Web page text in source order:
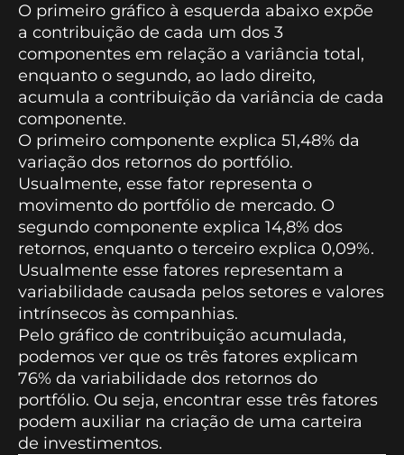
O primeiro gráfico à esquerda abaixo expõe
a contribuição de cada um dos 3
componentes em relação a variância total,
enquanto o segundo, ao lado direito,
acumula a contribuição da variância de cada
componente.
O primeiro componente explica 51,48% da
variação dos retornos do portfólio.
Usualmente, esse fator representa o
movimento do portfólio de mercado. O
segundo componente explica 14,8% dos
retornos, enquanto o terceiro explica 0,09%.
Usualmente esse fatores representam a
variabilidade causada pelos setores e valores
intrínsecos às companhias.
Pelo gráfico de contribuição acumulada,
podemos ver que os três fatores explicam
76% da variabilidade dos retornos do
portfólio. Ou seja, encontrar esse três fatores
podem auxiliar na criação de uma carteira
de investimentos.